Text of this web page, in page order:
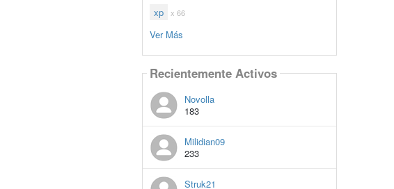
xp x 66
Ver Más
Recientemente Activos
Novolla
183
Milidian09
233
Struk21